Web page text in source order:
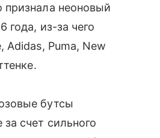
признала неоновый
из-за чего
Adidas, Puma, New
бутсы
счет сильного